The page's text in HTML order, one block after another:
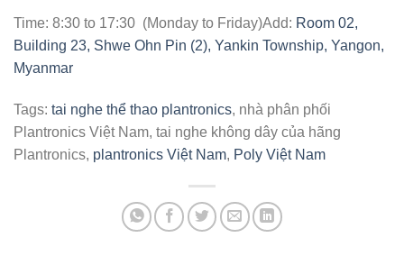
Time: 8:30 to 17:30 (Monday to Friday)Add: Room 02,
Building 23, Shwe Ohn Pin (2), Yankin Township, Yangon,
Myanmar
Tags: tai nghe thể thao plantronics, nhà phân phối
Plantronics Việt Nam, tai nghe không dây của hãng
Plantronics, plantronics Việt Nam, Poly Việt Nam